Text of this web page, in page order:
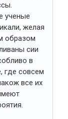
ученые
желая
образом
сии
в
где совсем
все их